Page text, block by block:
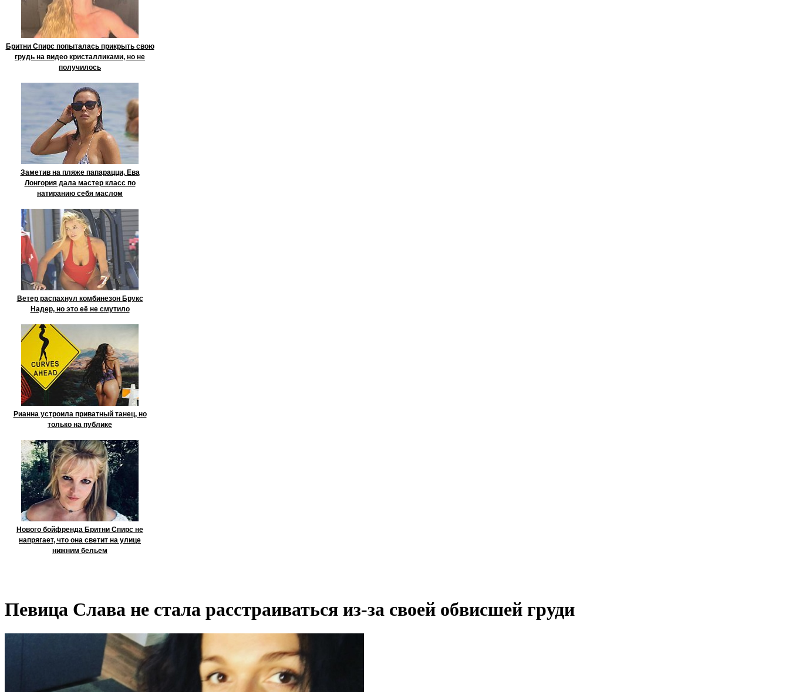
Бритни Спирс попыталась прикрыть свою
грудь на видео кристалликами, но не
получилось
Заметив на пляже папарацци, Ева
Лонгория дала мастер класс по
натиранию себя маслом
Ветер распахнул комбинезон Брукс
Надер, но это её не смутило
Рианна устроила приватный танец, но
только на публике
Нового бойфренда Бритни Спирс не
напрягает, что она светит на улице
нижним бельем
Певица Слава не стала расстраиваться из-за своей обвисшей груди